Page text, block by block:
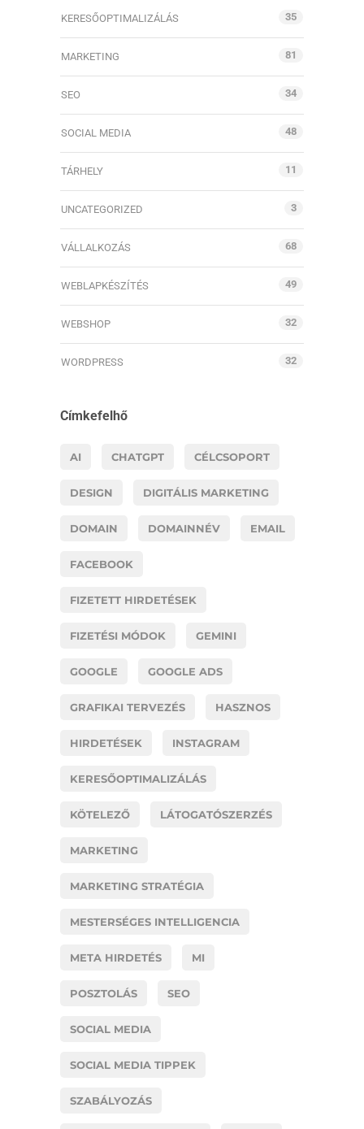
KERESŐOPTIMALIZÁLÁS 35
MARKETING 81
SEO 34
SOCIAL MEDIA 48
TÁRHELY 11
UNCATEGORIZED 3
VÁLLALKOZÁS 68
WEBLAPKÉSZÍTÉS 49
WEBSHOP 32
WORDPRESS 32
Címkefelhő
AI CHATGPT CÉLCSOPORT
DESIGN DIGITÁLIS MARKETING
DOMAIN DOMAINNÉV EMAIL
FACEBOOK
FIZETETT HIRDETÉSEK
FIZETÉSI MÓDOK GEMINI
GOOGLE GOOGLE ADS
GRAFIKAI TERVEZÉS HASZNOS
HIRDETÉSEK INSTAGRAM
KERESŐOPTIMALIZÁLÁS
KÖTELEZŐ LÁTOGATÓSZERZÉS
MARKETING
MARKETING STRATÉGIA
MESTERSÉGES INTELLIGENCIA
META HIRDETÉS MI
POSZTOLÁS SEO
SOCIAL MEDIA
SOCIAL MEDIA TIPPEK
SZABÁLYOZÁS